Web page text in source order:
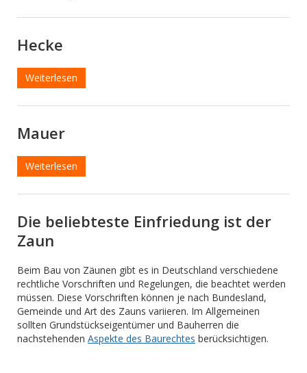
Hecke
Weiterlesen
Mauer
Weiterlesen
Die beliebteste Einfriedung ist der
Zaun
Beim Bau von Zäunen gibt es in Deutschland verschiedene
rechtliche Vorschriften und Regelungen, die beachtet werden
müssen. Diese Vorschriften können je nach Bundesland,
Gemeinde und Art des Zauns variieren. Im Allgemeinen
sollten Grundstückseigentümer und Bauherren die
nachstehenden Aspekte des Baurechtes berücksichtigen.